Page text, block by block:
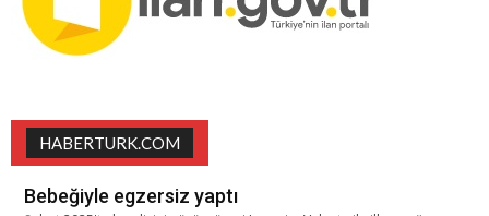
HABERTURK.COM
Bebeğiyle egzersiz yaptı